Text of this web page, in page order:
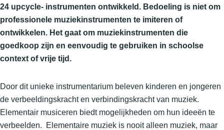
24 upcycle- instrumenten ontwikkeld. Bedoeling is niet om
professionele muziekinstrumenten te imiteren of
ontwikkelen. Het gaat om muziekinstrumenten die
goedkoop zijn en eenvoudig te gebruiken in schoolse
context of vrije tijd.
Door dit unieke instrumentarium beleven kinderen en jongeren
de verbeeldingskracht en verbindingskracht van muziek.
Elementair musiceren biedt mogelijkheden om hun ideeën te
verbeelden. Elementaire muziek is nooit alleen muziek, maar